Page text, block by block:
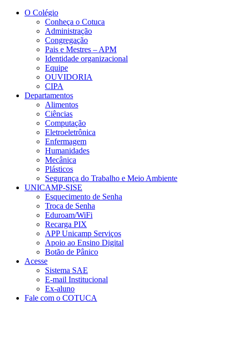
Conteúdo principal
O Colégio
Conheça o Cotuca
Administração
Congregação
Pais e Mestres – APM
Identidade organizacional
Equipe
OUVIDORIA
CIPA
Departamentos
Alimentos
Ciências
Computação
Eletroeletrônica
Enfermagem
Humanidades
Mecânica
Plásticos
Segurança do Trabalho e Meio Ambiente
UNICAMP-SISE
Esquecimento de Senha
Troca de Senha
Eduroam/WiFi
Recarga PIX
APP Unicamp Serviços
Apoio ao Ensino Digital
Botão de Pânico
Acesse
Sistema SAE
E-mail Institucional
Ex-aluno
Fale com o COTUCA